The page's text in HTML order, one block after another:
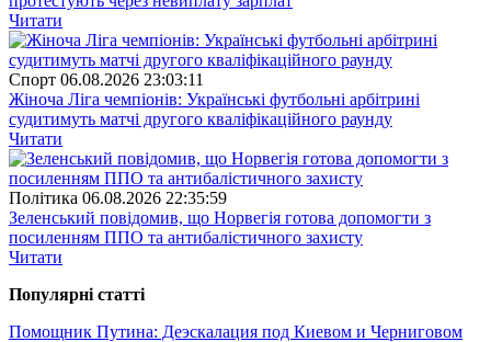
Читати
Спорт 06.08.2026 23:03:11
Жіноча Ліга чемпіонів: Українські футбольні арбітрині
судитимуть матчі другого кваліфікаційного раунду
Читати
Полiтика 06.08.2026 22:35:59
Зеленський повідомив, що Норвегія готова допомогти з
посиленням ППО та антибалістичного захисту
Читати
Популярнi статтi
Помощник Путина: Деэскалация под Киевом и Черниговом